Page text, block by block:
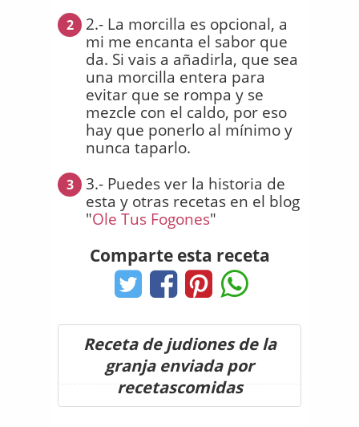
2
2.- La morcilla es opcional, a
mi me encanta el sabor que
da. Si vais a añadirla, que sea
una morcilla entera para
evitar que se rompa y se
mezcle con el caldo, por eso
hay que ponerlo al mínimo y
nunca taparlo.
3
3.- Puedes ver la historia de
esta y otras recetas en el blog
"Ole Tus Fogones"
Comparte esta receta
Receta de judiones de la
granja enviada por
recetascomidas